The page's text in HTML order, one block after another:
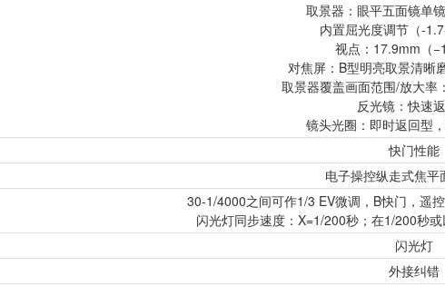
取景器：眼平五面镜单
内置屈光度调节（-
视点：17.9mm（
对焦屏：B型明亮取景清晰
取景器覆盖画面范围/放大率
反光镜：快速
镜头光圈：即时返回型
快门性能
电子操控纵走式焦平
30-1/4000之间可作1/3 EV微调，B快门，遥
闪光灯同步速度：X=1/200秒；在1/200秒
闪光灯
外接纠错